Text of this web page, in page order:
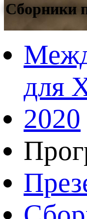
Сборники
для
2020